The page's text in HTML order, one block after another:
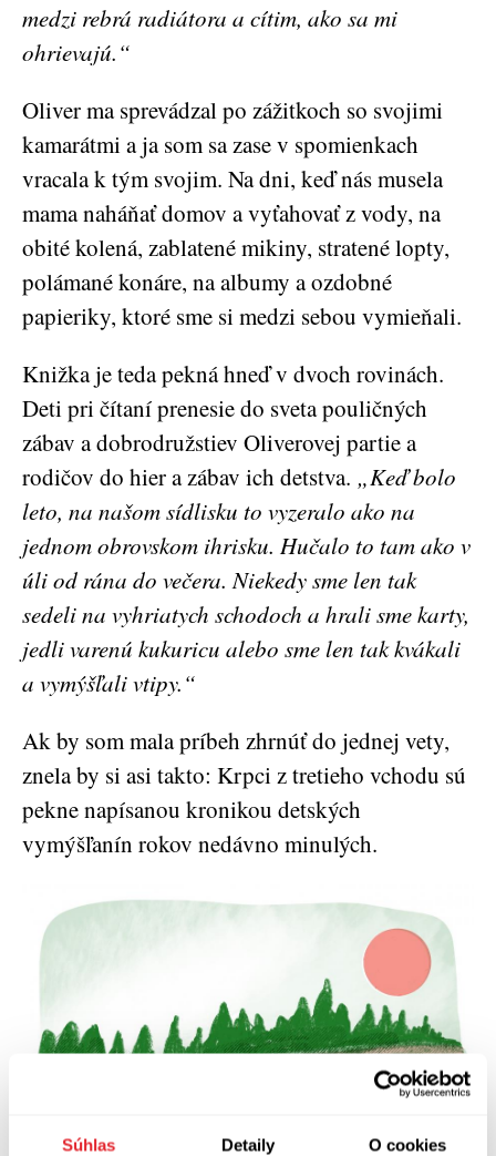
Súhlas Detaily O cookies
medzi rebrá radiátora a cítim, ako sa mi
ohrievajú.“
Oliver ma sprevádzal po zážitkoch so svojimi
kamarátmi a ja som sa zase v spomienkach
vracala k tým svojim. Na dni, keď nás musela
mama naháňať domov a vyťahovať z vody, na
obité kolená, zablatené mikiny, stratené lopty,
polámané konáre, na albumy a ozdobné
papieriky, ktoré sme si medzi sebou vymieňali.
Knižka je teda pekná hneď v dvoch rovinách.
Deti pri čítaní prenesie do sveta pouličných
zábav a dobrodružstiev Oliverovej partie a
rodičov do hier a zábav ich detstva. „Keď bolo
leto, na našom sídlisku to vyzeralo ako na
jednom obrovskom ihrisku. Hučalo to tam ako v
úli od rána do večera. Niekedy sme len tak
sedeli na vyhriatych schodoch a hrali sme karty,
jedli varenú kukuricu alebo sme len tak kvákali
a vymýšľali vtipy.“
Ak by som mala príbeh zhrnúť do jednej vety,
znela by si asi takto: Krpci z tretieho vchodu sú
pekne napísanou kronikou detských
vymýšľanín rokov nedávno minulých.